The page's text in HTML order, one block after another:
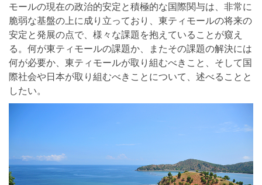
モールの現在の政治的安定と積極的な国際関与は、非常に
脆弱な基盤の上に成り立っており、東ティモールの将来の
安定と発展の点で、様々な課題を抱えていることが窺え
る。何が東ティモールの課題か、またその課題の解決には
何が必要か、東ティモールが取り組むべきこと、そして国
際社会や日本が取り組むべきことについて、述べることと
したい。